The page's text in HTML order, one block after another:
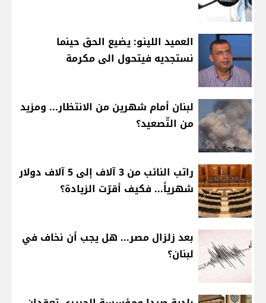
العميد اللينو: يضيع الحق حينما
نستجديه فيتحول الى مكرمة
لبنان أمام شهرين من الانتظار... ومزيد
من التّصعيد؟
راتب النائب من 3 آلاف إلى 5 آلاف دولار
شهرياً... فكيف أقرّت الزيادة؟
بعد زلزال مصر... هل يجب أن نخاف في
لبنان؟